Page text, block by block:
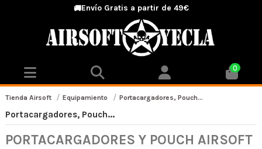
🚚Envío Gratis a partir de 49€
0
Tienda Airsoft Equipamiento Portacargadores, Pouch...
Portacargadores, Pouch...
PORTACARGADORES Y POUCH AIRSOFT